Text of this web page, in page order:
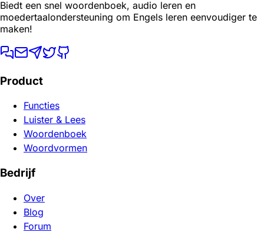
Biedt een snel woordenboek, audio leren en
moedertaalondersteuning om Engels leren eenvoudiger te
maken!
Product
Functies
Luister & Lees
Woordenboek
Woordvormen
Bedrijf
Over
Blog
Forum